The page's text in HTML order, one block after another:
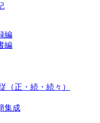
編
編
（正・続・続々）
集成